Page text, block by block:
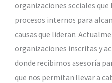
organizaciones sociales que
procesos internos para
causas que lideran.
organizaciones inscritas y
donde recibimos asesoría
que nos permitan llevar a